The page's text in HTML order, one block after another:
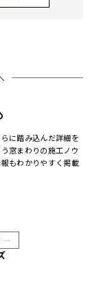
に踏み込んだ詳細を
窓まわりの施工ノウ
もわかりやすく掲載